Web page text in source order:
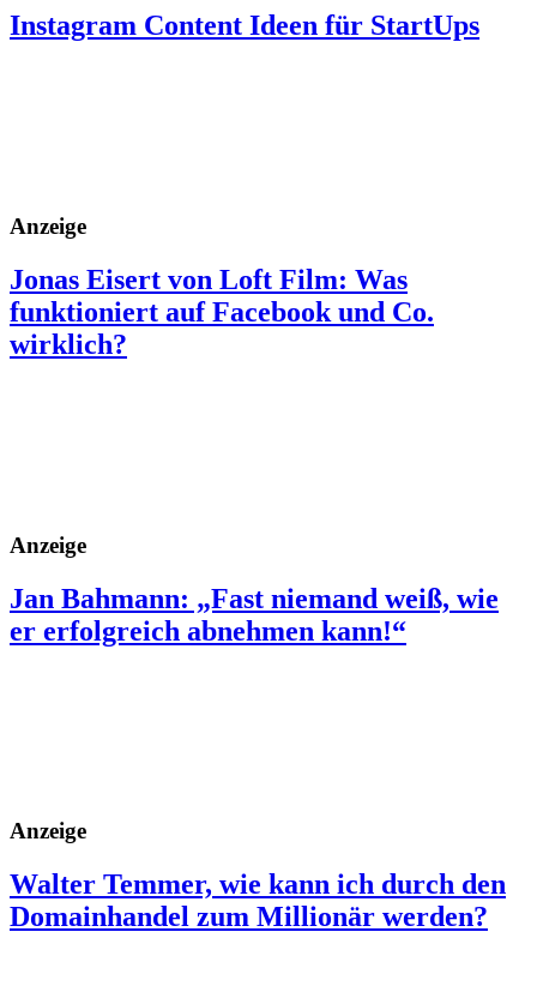
Instagram Content Ideen für StartUps
Anzeige
Jonas Eisert von Loft Film: Was
funktioniert auf Facebook und Co.
wirklich?
Anzeige
Jan Bahmann: „Fast niemand weiß, wie
er erfolgreich abnehmen kann!“
Anzeige
Walter Temmer, wie kann ich durch den
Domainhandel zum Millionär werden?